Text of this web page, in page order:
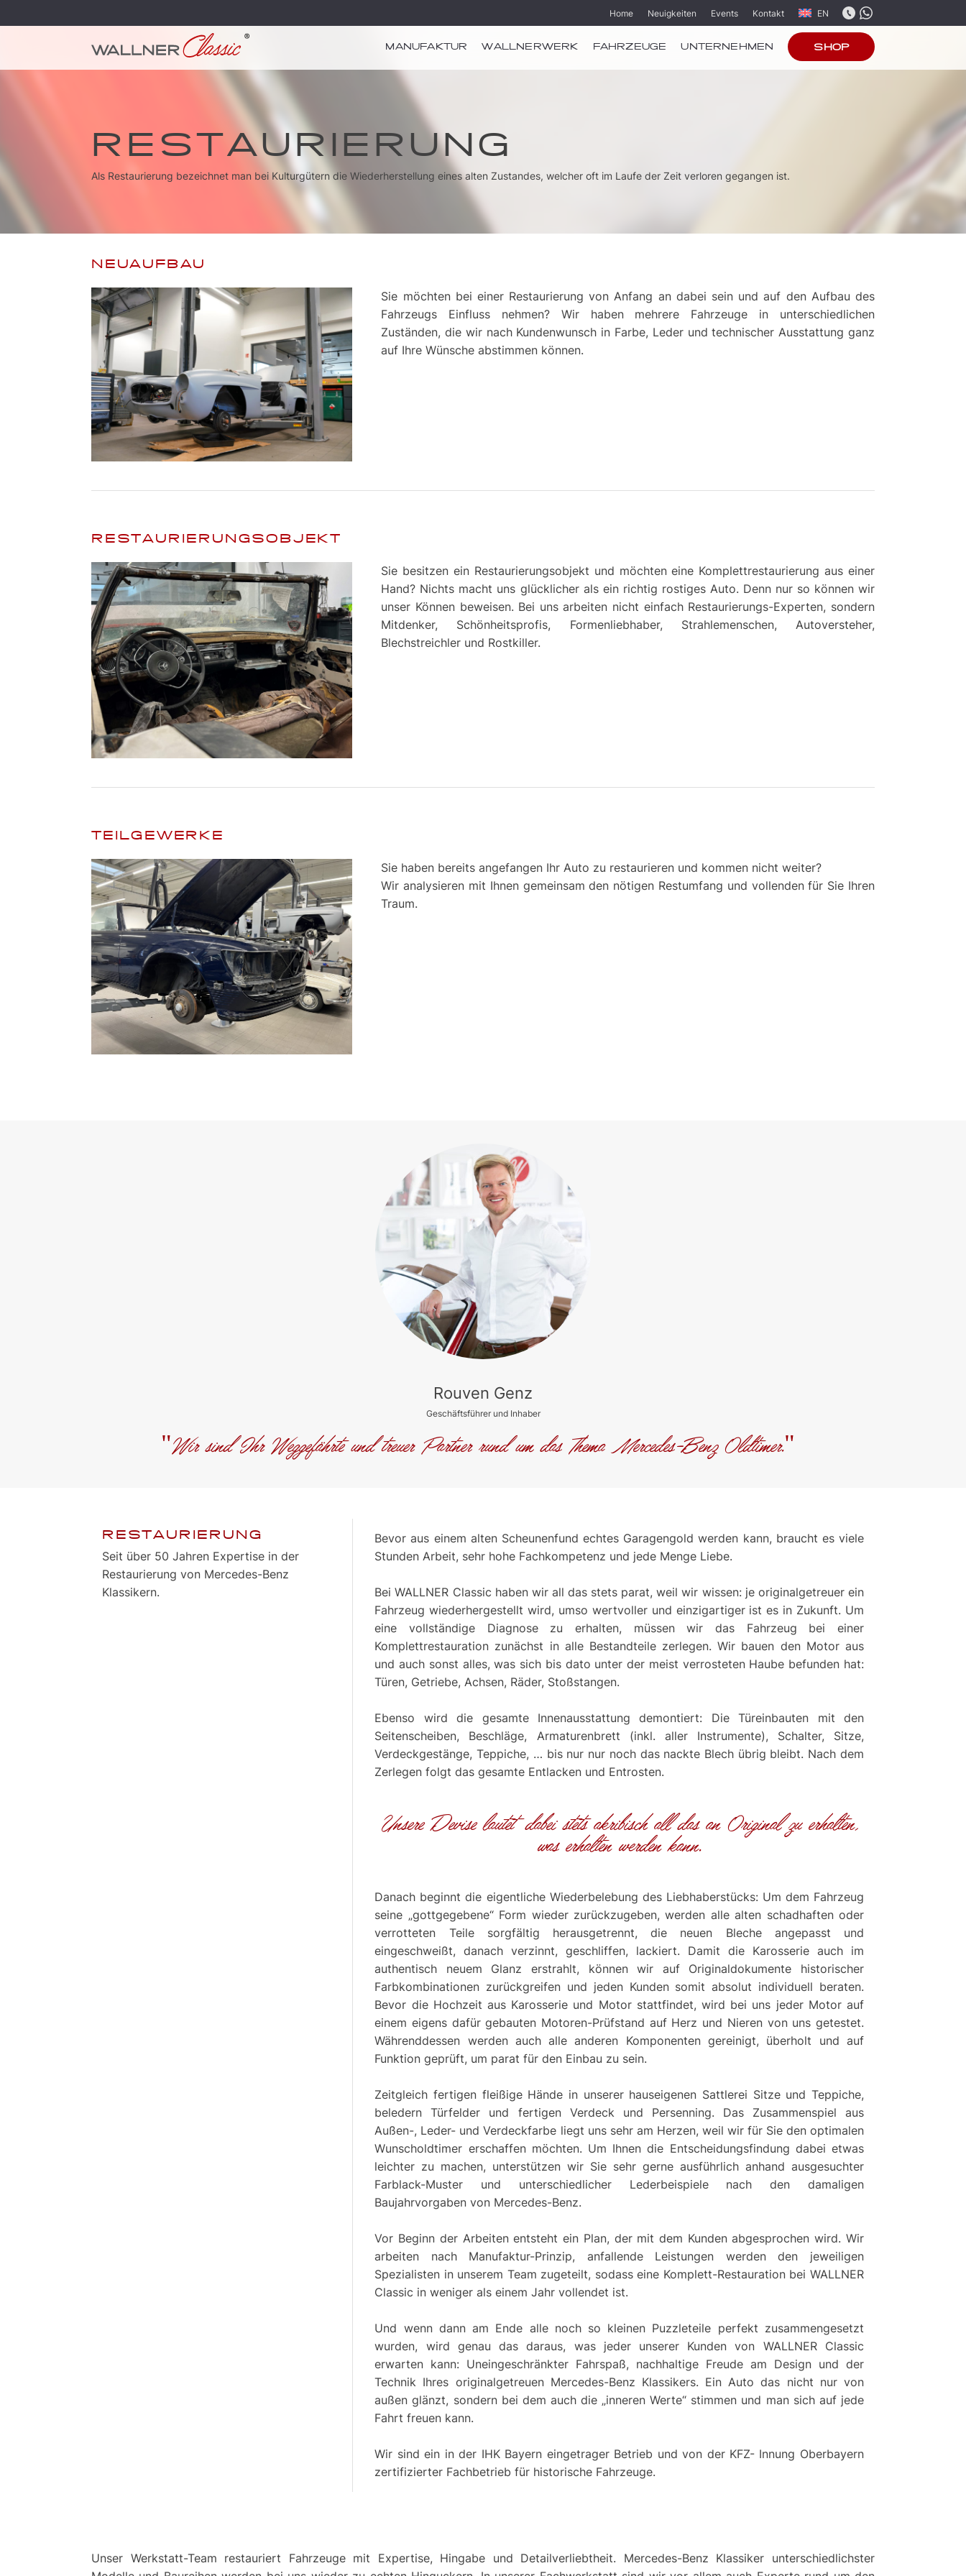
Home Neuigkeiten Events Kontakt EN
MANUFAKTUR WALLNERWERK FAHRZEUGE UNTERNEHMEN SHOP
RESTAURIERUNG
Als Restaurierung bezeichnet man bei Kulturgütern die Wiederherstellung eines alten Zustandes, welcher oft im Laufe der Zeit verloren gegangen ist.
NEUAUFBAU
Sie möchten bei einer Restaurierung von Anfang an dabei sein und auf den Aufbau des
Fahrzeugs Einfluss nehmen? Wir haben mehrere Fahrzeuge in unterschiedlichen
Zuständen, die wir nach Kundenwunsch in Farbe, Leder und technischer Ausstattung ganz
auf Ihre Wünsche abstimmen können.
RESTAURIERUNGSOBJEKT
Sie besitzen ein Restaurierungsobjekt und möchten eine Komplettrestaurierung aus einer
Hand? Nichts macht uns glücklicher als ein richtig rostiges Auto. Denn nur so können wir
unser Können beweisen. Bei uns arbeiten nicht einfach Restaurierungs-Experten, sondern
Mitdenker, Schönheitsprofis, Formenliebhaber, Strahlemenschen, Autoversteher,
Blechstreichler und Rostkiller.
TEILGEWERKE
Sie haben bereits angefangen Ihr Auto zu restaurieren und kommen nicht weiter?
Wir analysieren mit Ihnen gemeinsam den nötigen Restumfang und vollenden für Sie Ihren
Traum.
Rouven Genz
Geschäftsführer und Inhaber
"Wir sind Ihr Weggefährte und treuer Partner rund um das Thema Mercedes-Benz Oldtimer."
RESTAURIERUNG
Seit über 50 Jahren Expertise in der
Restaurierung von Mercedes-Benz
Klassikern.
Bevor aus einem alten Scheunenfund echtes Garagengold werden kann, braucht es viele
Stunden Arbeit, sehr hohe Fachkompetenz und jede Menge Liebe.
Bei WALLNER Classic haben wir all das stets parat, weil wir wissen: je originalgetreuer ein
Fahrzeug wiederhergestellt wird, umso wertvoller und einzigartiger ist es in Zukunft. Um
eine vollständige Diagnose zu erhalten, müssen wir das Fahrzeug bei einer
Komplettrestauration zunächst in alle Bestandteile zerlegen. Wir bauen den Motor aus
und auch sonst alles, was sich bis dato unter der meist verrosteten Haube befunden hat:
Türen, Getriebe, Achsen, Räder, Stoßstangen.
Ebenso wird die gesamte Innenausstattung demontiert: Die Türeinbauten mit den
Seitenscheiben, Beschläge, Armaturenbrett (inkl. aller Instrumente), Schalter, Sitze,
Verdeckgestänge, Teppiche, … bis nur nur noch das nackte Blech übrig bleibt. Nach dem
Zerlegen folgt das gesamte Entlacken und Entrosten.
Unsere Devise lautet dabei stets akribisch all das an Original zu erhalten,
was erhalten werden kann.
Danach beginnt die eigentliche Wiederbelebung des Liebhaberstücks: Um dem Fahrzeug
seine „gottgegebene“ Form wieder zurückzugeben, werden alle alten schadhaften oder
verrotteten Teile sorgfältig herausgetrennt, die neuen Bleche angepasst und
eingeschweißt, danach verzinnt, geschliffen, lackiert. Damit die Karosserie auch im
authentisch neuem Glanz erstrahlt, können wir auf Originaldokumente historischer
Farbkombinationen zurückgreifen und jeden Kunden somit absolut individuell beraten.
Bevor die Hochzeit aus Karosserie und Motor stattfindet, wird bei uns jeder Motor auf
einem eigens dafür gebauten Motoren-Prüfstand auf Herz und Nieren von uns getestet.
Währenddessen werden auch alle anderen Komponenten gereinigt, überholt und auf
Funktion geprüft, um parat für den Einbau zu sein.
Zeitgleich fertigen fleißige Hände in unserer hauseigenen Sattlerei Sitze und Teppiche,
beledern Türfelder und fertigen Verdeck und Persenning. Das Zusammenspiel aus
Außen-, Leder- und Verdeckfarbe liegt uns sehr am Herzen, weil wir für Sie den optimalen
Wunscholdtimer erschaffen möchten. Um Ihnen die Entscheidungsfindung dabei etwas
leichter zu machen, unterstützen wir Sie sehr gerne ausführlich anhand ausgesuchter
Farblack-Muster und unterschiedlicher Lederbeispiele nach den damaligen
Baujahrvorgaben von Mercedes-Benz.
Vor Beginn der Arbeiten entsteht ein Plan, der mit dem Kunden abgesprochen wird. Wir
arbeiten nach Manufaktur-Prinzip, anfallende Leistungen werden den jeweiligen
Spezialisten in unserem Team zugeteilt, sodass eine Komplett-Restauration bei WALLNER
Classic in weniger als einem Jahr vollendet ist.
Und wenn dann am Ende alle noch so kleinen Puzzleteile perfekt zusammengesetzt
wurden, wird genau das daraus, was jeder unserer Kunden von WALLNER Classic
erwarten kann: Uneingeschränkter Fahrspaß, nachhaltige Freude am Design und der
Technik Ihres originalgetreuen Mercedes-Benz Klassikers. Ein Auto das nicht nur von
außen glänzt, sondern bei dem auch die „inneren Werte“ stimmen und man sich auf jede
Fahrt freuen kann.
Wir sind ein in der IHK Bayern eingetrager Betrieb und von der KFZ- Innung Oberbayern
zertifizierter Fachbetrieb für historische Fahrzeuge.
Unser Werkstatt-Team restauriert Fahrzeuge mit Expertise, Hingabe und Detailverliebtheit. Mercedes-Benz Klassiker unterschiedlichster